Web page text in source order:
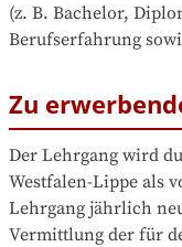
(z. B. Bachelor,
Zu
Der Lehrgang wird
Westfalen-Lippe als
Lehrgang jährlich
Vermittlung der für